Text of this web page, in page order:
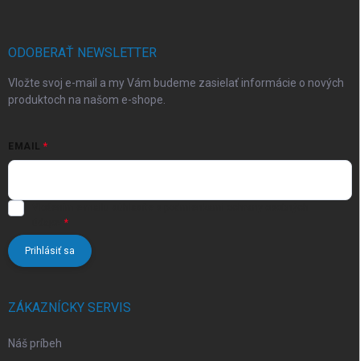
ODOBERAŤ NEWSLETTER
Vložte svoj e-mail a my Vám budeme zasielať informácie o nových
produktoch na našom e-shope.
EMAIL
Prihlásiť sa
ZÁKAZNÍCKY SERVIS
Náš príbeh